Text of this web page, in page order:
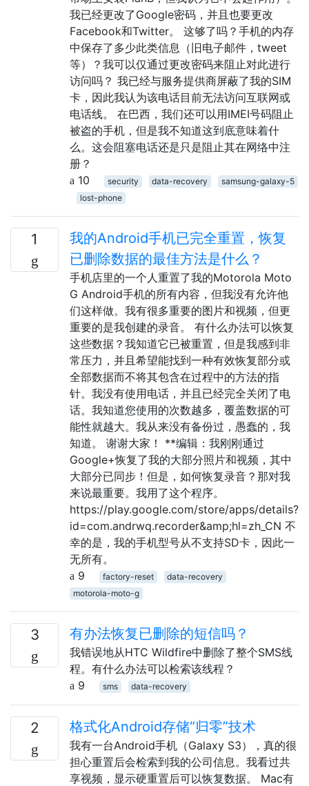
我已经更改了Google密码，并且也要更改
Facebook和Twitter。 这够了吗？手机的内存
中保存了多少此类信息（旧电子邮件，tweet
等）？我可以仅通过更改密码来阻止对此进行
访问吗？ 我已经与服务提供商屏蔽了我的SIM
卡，因此我认为该电话目前无法访问互联网或
电话线。 在巴西，我们还可以用IMEI号码阻止
被盗的手机，但是我不知道这到底意味着什
么。这会阻塞电话还是只是阻止其在网络中注
册？
10
security data-recovery
samsung-galaxy-5
lost-phone
1
我的Android手机已完全重置，恢复
已删除数据的最佳方法是什么？
手机店里的一个人重置了我的Motorola Moto
G Android手机的所有内容，但我没有允许他
们这样做。我有很多重要的图片和视频，但更
重要的是我创建的录音。 有什么办法可以恢复
这些数据？我知道它已被重置，但是我感到非
常压力，并且希望能找到一种有效恢复部分或
全部数据而不将其包含在过程中的方法的指
针。我没有使用电话，并且已经完全关闭了电
话。我知道您使用的次数越多，覆盖数据的可
能性就越大。我从来没有备份过，愚蠢的，我
知道。 谢谢大家！ **编辑：我刚刚通过
Google+恢复了我的大部分照片和视频，其中
大部分已同步！但是，如何恢复录音？那对我
来说最重要。我用了这个程序。
https://play.google.com/store/apps/details?
id=com.andrwq.recorder&amp;hl=zh_CN 不
幸的是，我的手机型号从不支​​持SD卡，因此一
无所有。
9
factory-reset
data-recovery
motorola-moto-g
3 有办法恢复已删除的短信吗？
我错误地从HTC Wildfire中删除了整个SMS线
程。有什么办法可以检索该线程？
9
sms data-recovery
2 格式化Android存储“归零”技术
我有一台Android手机（Galaxy S3），真的很
担心重置后会检索到我的公司信息。我看过共
享视频，显示硬重置后可以恢复数据。 Mac有